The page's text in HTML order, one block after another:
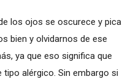
los ojos se oscurece y pica
bien y olvidarnos de ese
ya que eso significa que
alérgico. Sin embargo si